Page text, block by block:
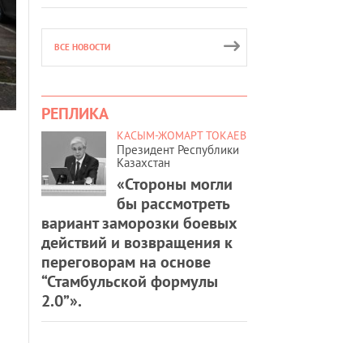
ВСЕ НОВОСТИ
РЕПЛИКА
КАСЫМ-ЖОМАРТ ТОКАЕВ
Президент Республики
Казахстан
«Стороны могли
бы рассмотреть
вариант заморозки боевых
действий и возвращения к
переговорам на основе
“Стамбульской формулы
2.0”».